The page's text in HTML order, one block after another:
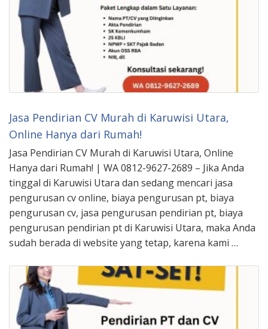
Jasa Pendirian CV Murah di Karuwisi Utara,
Online Hanya dari Rumah!
Jasa Pendirian CV Murah di Karuwisi Utara, Online
Hanya dari Rumah! | WA 0812-9627-2689 – Jika Anda
tinggal di Karuwisi Utara dan sedang mencari jasa
pengurusan cv online, biaya pengurusan pt, biaya
pengurusan cv, jasa pengurusan pendirian pt, biaya
pengurusan pendirian pt di Karuwisi Utara, maka Anda
sudah berada di website yang tetap, karena kami …